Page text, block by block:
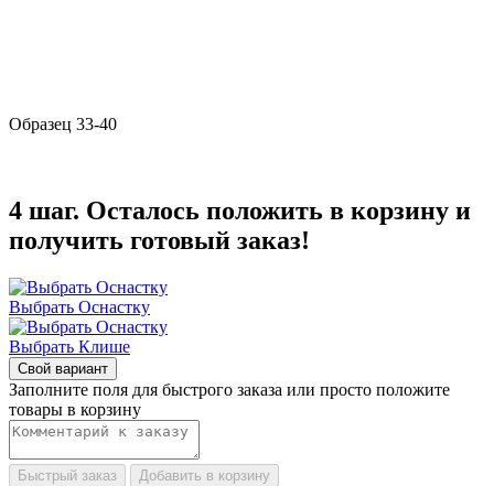
Образец 33-40
4 шаг. Осталось положить в корзину и
получить готовый заказ!
Выбрать Оснастку
Выбрать Клише
Свой вариант
Заполните поля для быстрого заказа или просто положите
товары в корзину
Быстрый заказ Добавить в корзину